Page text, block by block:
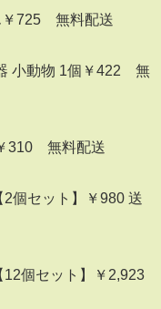
￥725 無料配送
小動物 1個￥422 無
￥310 無料配送
個セット】￥980 送
個セット】￥2,923